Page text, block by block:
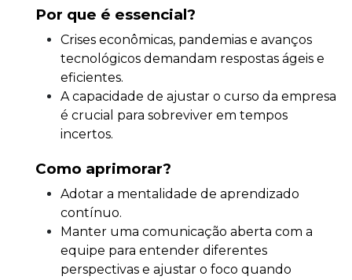
Por que é essencial?
Crises econômicas, pandemias e avanços
tecnológicos demandam respostas ágeis e
eficientes.
A capacidade de ajustar o curso da empresa
é crucial para sobreviver em tempos
incertos.
Como aprimorar?
Adotar a mentalidade de aprendizado
contínuo.
Manter uma comunicação aberta com a
equipe para entender diferentes
perspectivas e ajustar o foco quando